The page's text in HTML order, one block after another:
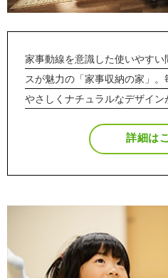
家事動線を意識した使いやす
スが魅力の「家事収納の家」。
やさしくナチュラルなデザイン
詳細は